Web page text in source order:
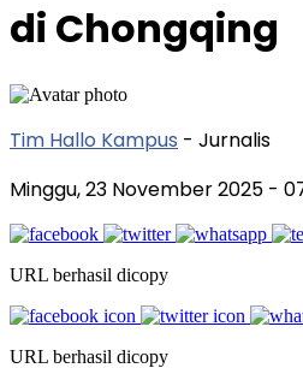
di Chongqing
Tim Hallo Kampus - Jurnalis
Minggu, 23 November 2025 -
URL berhasil dicopy
URL berhasil dicopy